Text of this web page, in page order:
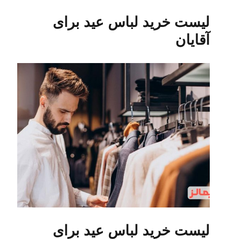
لیست خرید لباس عید برای
آقایان
لیست خرید لباس عید برای